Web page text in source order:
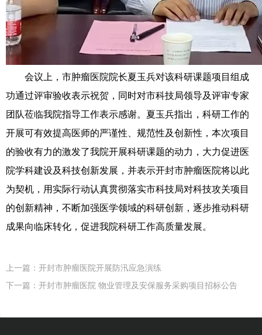
会议上，市肿瘤医院院长夏玉兵对该科研课题项目组成
功通过评审验收表示祝贺，同时对市科技局领导及评审专家
团队莅临我院指导工作表示感谢。夏玉兵指出，科研工作的
开展可有效提高医师的严谨性、规范性及创新性，本次项目
的验收有力的激发了我院开展科研课题的动力，大力促进医
院学科建设及科技创新发展，并表示开封市肿瘤医院将以此
为契机，用实际行动认真贯彻落实市科技局对科技攻关项目
的创新精神，不断加强医学领域的科研创新，逐步推动科研
成果向临床转化，促进我院科研工作高质量发展。
上一篇： 开封市肿瘤医院开展防汛应急演练
下一篇： 开封市肿瘤医院 物业管理及安保服务采购项目招标公告